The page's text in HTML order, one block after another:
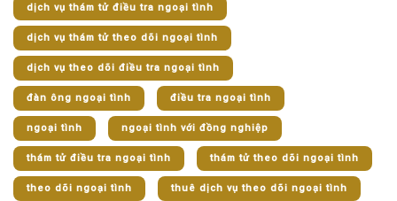
dịch vụ thám tử điều tra ngoại tình
dịch vụ thám tử theo dõi ngoại tình
dịch vụ theo dõi điều tra ngoại tình
đàn ông ngoại tình điều tra ngoại tình
ngoại tình ngoại tình với đồng nghiệp
thám tử điều tra ngoại tình thám tử theo dõi ngoại tình
theo dõi ngoại tình thuê dịch vụ theo dõi ngoại tình